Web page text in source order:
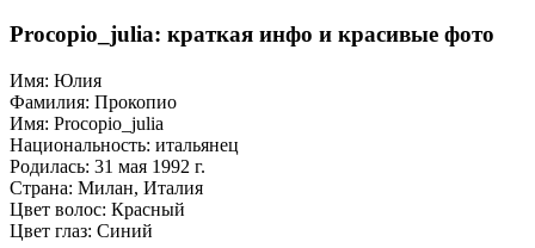
Procopio_julia: краткая инфо и красивые фото
Имя: Юлия
Фамилия: Прокопио
Имя: Procopio_julia
Национальность: итальянец
Родилась: 31 мая 1992 г.
Страна: Милан, Италия
Цвет волос: Красный
Цвет глаз: Синий